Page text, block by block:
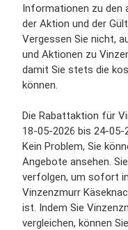
Informationen zu den
der Aktion und der
Vergessen Sie nicht,
und Aktionen zu
damit Sie stets die
können.
Die Rabattaktion für
18-05-2026 bis 24-
Kein Problem, Sie
Angebote ansehen.
verfolgen, um sofort
Vinzenzmurr
ist. Indem Sie
vergleichen, können